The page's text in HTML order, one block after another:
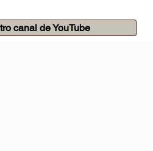
canal de YouTube